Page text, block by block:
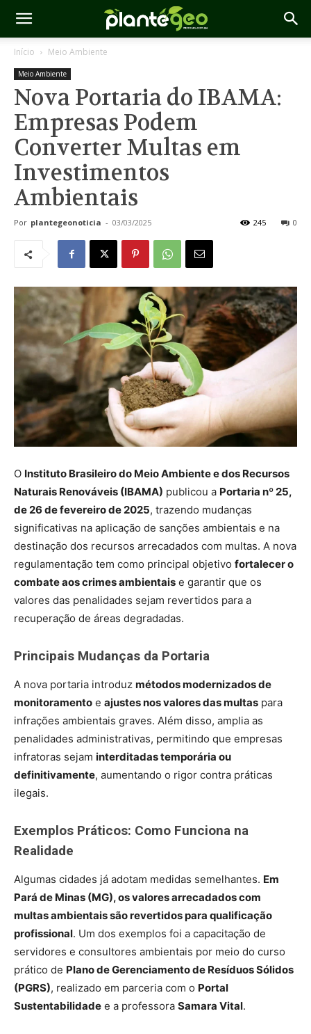
Início Meio Ambiente
Meio Ambiente
Nova Portaria do IBAMA:
Empresas Podem
Converter Multas em
Investimentos
Ambientais
Por plantegeonoticia - 03/03/2025 0
245
O Instituto Brasileiro do Meio Ambiente e dos Recursos
Naturais Renováveis (IBAMA) publicou a Portaria nº 25,
de 26 de fevereiro de 2025, trazendo mudanças
significativas na aplicação de sanções ambientais e na
destinação dos recursos arrecadados com multas. A nova
regulamentação tem como principal objetivo fortalecer o
combate aos crimes ambientais e garantir que os
valores das penalidades sejam revertidos para a
recuperação de áreas degradadas.
Principais Mudanças da Portaria
A nova portaria introduz métodos modernizados de
monitoramento e ajustes nos valores das multas para
infrações ambientais graves. Além disso, amplia as
penalidades administrativas, permitindo que empresas
infratoras sejam interditadas temporária ou
definitivamente, aumentando o rigor contra práticas
ilegais.
Exemplos Práticos: Como Funciona na
Realidade
Algumas cidades já adotam medidas semelhantes. Em
Pará de Minas (MG), os valores arrecadados com
multas ambientais são revertidos para qualificação
profissional. Um dos exemplos foi a capacitação de
servidores e consultores ambientais por meio do curso
prático de Plano de Gerenciamento de Resíduos Sólidos
(PGRS), realizado em parceria com o Portal
Sustentabilidade e a professora Samara Vital.